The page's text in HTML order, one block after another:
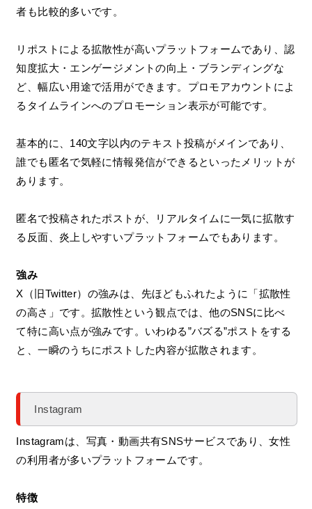
者も比較的多いです。
リポストによる拡散性が高いプラットフォームであり、認
知度拡大・エンゲージメントの向上・ブランディングな
ど、幅広い用途で活用ができます。プロモアカウントによ
るタイムラインへのプロモーション表示が可能です。
基本的に、140文字以内のテキスト投稿がメインであり、
誰でも匿名で気軽に情報発信ができるといったメリットが
あります。
匿名で投稿されたポストが、リアルタイムに一気に拡散す
る反面、炎上しやすいプラットフォームでもあります。
強み
X（旧Twitter）の強みは、先ほどもふれたように「拡散性
の高さ」です。拡散性という観点では、他のSNSに比べ
て特に高い点が強みです。いわゆる”バズる”ポストをする
と、一瞬のうちにポストした内容が拡散されます。
Instagram
Instagramは、写真・動画共有SNSサービスであり、女性
の利用者が多いプラットフォームです。
特徴